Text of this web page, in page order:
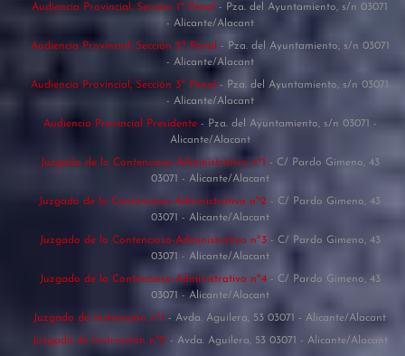
Audiencia Provincial, Sección 1ª Penal - Pza. del Ayuntamiento, s/n 03071
- Alicante/Alacant
Audiencia Provincial, Sección 2ª Penal - Pza. del Ayuntamiento, s/n 03071
- Alicante/Alacant
Audiencia Provincial, Sección 3ª Penal - Pza. del Ayuntamiento, s/n 03071
- Alicante/Alacant
Audiencia Provincial Presidente - Pza. del Ayuntamiento, s/n 03071 -
Alicante/Alacant
Juzgado de lo Contencioso-Administrativo nº1 - C/ Pardo Gimeno, 43
03071 - Alicante/Alacant
Juzgado de lo Contencioso-Administrativo nº2 - C/ Pardo Gimeno, 43
03071 - Alicante/Alacant
Juzgado de lo Contencioso-Administrativo nº3 - C/ Pardo Gimeno, 43
03071 - Alicante/Alacant
Juzgado de lo Contencioso-Administrativo nº4 - C/ Pardo Gimeno, 43
03071 - Alicante/Alacant
Juzgado de Instrucción nº1 - Avda. Aguilera, 53 03071 - Alicante/Alacant
Juzgado de Instrucción nº2 - Avda. Aguilera, 53 03071 - Alicante/Alacant